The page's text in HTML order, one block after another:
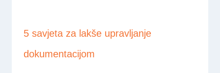
5 savjeta za lakše upravljanje
dokumentacijom